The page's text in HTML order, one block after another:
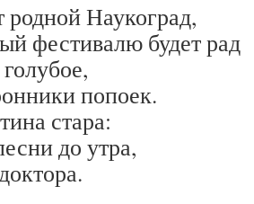
Наукоград,
фестивалю будет рад
попоек.
стара:
до утра,